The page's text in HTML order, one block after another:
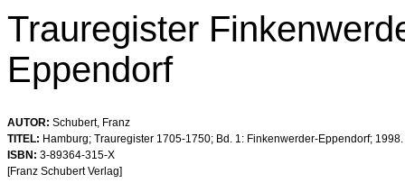
Trauregister
Eppendorf
AUTOR: Schubert, Franz
TITEL: Hamburg; Trauregister 1705-1750; Bd. 1: Finkenwerder-Eppendorf;
ISBN: 3-89364-315-X
[Franz Schubert Verlag]